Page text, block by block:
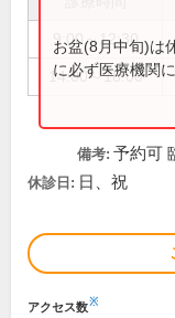
9:00～12:30
14:00～18:00
お盆(8月中旬)は
に必ず医療機関
備考: 予約可
休診日: 日、祝
アクセス数※